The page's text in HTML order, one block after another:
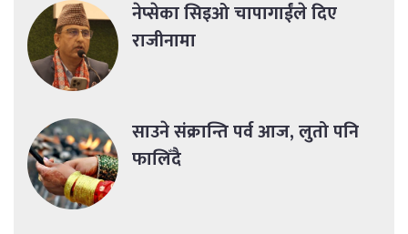
नेप्सेका सिइओ चापागाईंले दिए
राजीनामा
साउने संक्रान्ति पर्व आज, लुतो पनि
फालिँदै